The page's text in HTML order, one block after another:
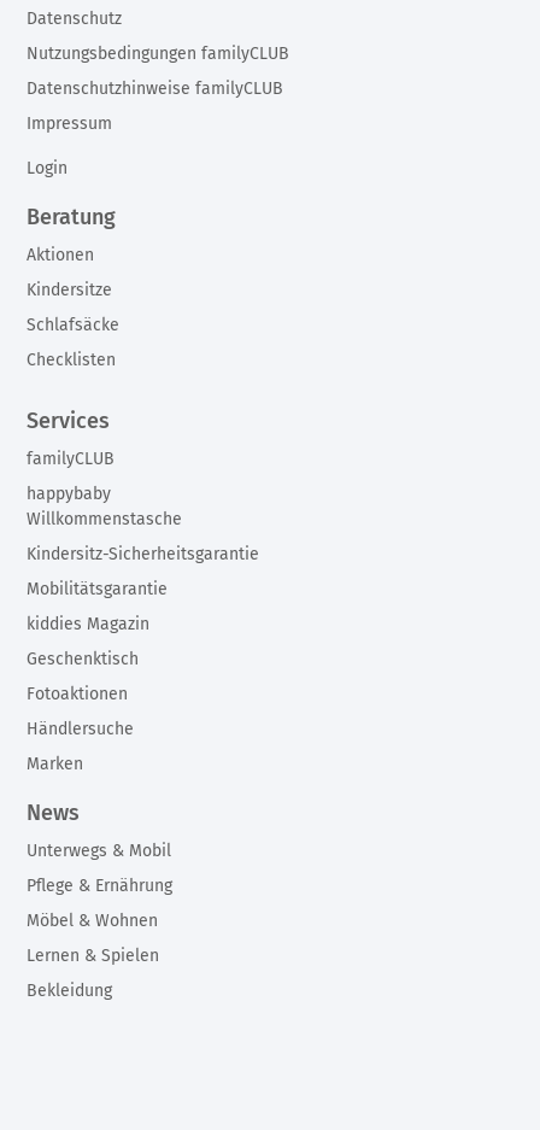
Beratung
Aktionen
Kindersitze
Schlafsäcke
Checklisten
Services
familyCLUB
happybaby
Willkommenstasche
Kindersitz-Sicherheitsgarantie
Mobilitätsgarantie
kiddies Magazin
Geschenktisch
Fotoaktionen
Händlersuche
Marken
News
Unterwegs & Mobil
Pflege & Ernährung
Möbel & Wohnen
Lernen & Spielen
Bekleidung
Datenschutz
Nutzungsbedingungen familyCLUB
Datenschutzhinweise familyCLUB
Impressum
Login